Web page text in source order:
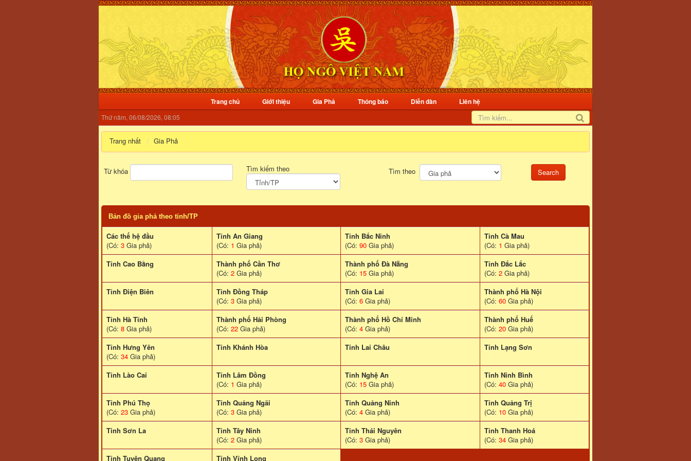
Trang chủ Giới thiệu Gia Phả Thông báo Diễn đàn Liên hệ
Thứ năm, 06/08/2026, 08:05
Trang nhất Gia Phả
Từ khóa Tìm kiếm theo Tìm theo
Bản đồ gia phả theo tỉnh/TP
Các thế hệ đầu
(Có: 3 Gia phả)
Tỉnh An Giang
(Có: 1 Gia phả)
Tỉnh Bắc Ninh
(Có: 90 Gia phả)
Tỉnh Cà Mau
(Có: 1 Gia phả)
Tỉnh Cao Bằng
Thành phố Cần Thơ
(Có: 2 Gia phả)
Thành phố Đà Nẵng
(Có: 15 Gia phả)
Tỉnh Đắc Lắc
(Có: 2 Gia phả)
Tỉnh Điện Biên
Tỉnh Đồng Tháp
(Có: 3 Gia phả)
Tỉnh Gia Lai
(Có: 6 Gia phả)
Thành phố Hà Nội
(Có: 60 Gia phả)
Tỉnh Hà Tĩnh
(Có: 8 Gia phả)
Thành phố Hải Phòng
(Có: 22 Gia phả)
Thành phố Hồ Chí Minh
(Có: 4 Gia phả)
Thành phố Huế
(Có: 20 Gia phả)
Tỉnh Hưng Yên
(Có: 34 Gia phả)
Tỉnh Khánh Hòa Tinh Lai Châu Tỉnh Lạng Sơn
Tỉnh Lào Cai
Tỉnh Lâm Đồng
(Có: 1 Gia phả)
Tỉnh Nghệ An
(Có: 15 Gia phả)
Tinh Ninh Bình
(Có: 40 Gia phả)
Tỉnh Phú Thọ
(Có: 23 Gia phả)
Tỉnh Quảng Ngãi
(Có: 3 Gia phả)
Tỉnh Quảng Ninh
(Có: 4 Gia phả)
Tỉnh Quảng Trị
(Có: 10 Gia phả)
Tinh Sơn La
Tỉnh Tây Ninh
(Có: 2 Gia phả)
Tỉnh Thái Nguyên
(Có: 3 Gia phả)
Tỉnh Thanh Hoá
(Có: 34 Gia phả)
Tỉnh Tuyên Quang
Tỉnh Vĩnh Long